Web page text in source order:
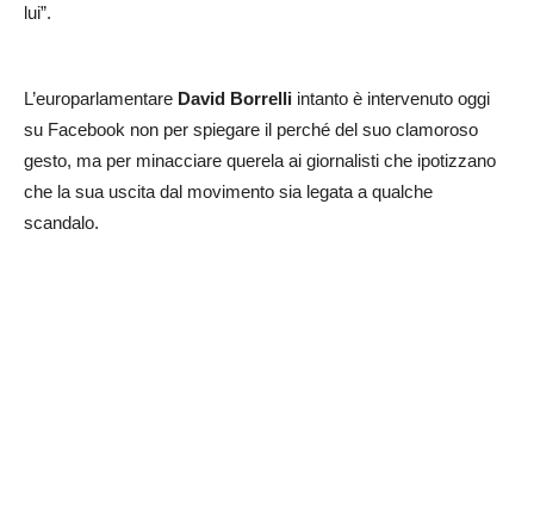
lui”.
L’europarlamentare David Borrelli intanto è intervenuto oggi
su Facebook non per spiegare il perché del suo clamoroso
gesto, ma per minacciare querela ai giornalisti che ipotizzano
che la sua uscita dal movimento sia legata a qualche
scandalo.